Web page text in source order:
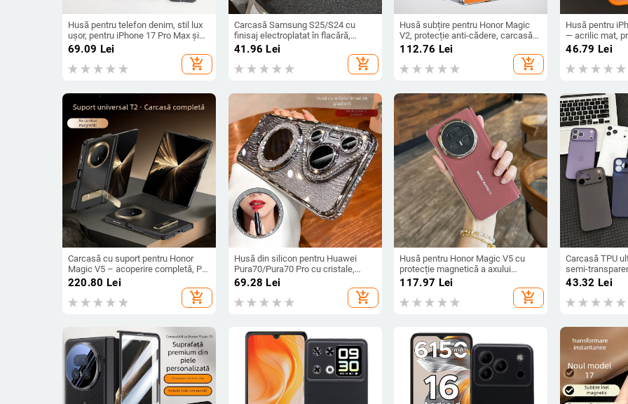
Husă pentru telefon denim, stil lux
ușor, pentru iPhone 17 Pro Max și
iPhone 16, cu acoperire totală
69.09 Lei
add_shopping_cart
Carcasă Samsung S25/S24 cu
finisaj electroplatat în flacără,
design decupat, compatibilă cu
A26/A36/A56 și A54/A55
41.96 Lei
add_shopping_cart
Husă subțire pentru Honor Magic
V2, protecție anti-cădere, carcasă
dură pentru ecran pliabil, finisaj PU
piele electroplatinată
112.76 Lei
add_shopping_cart
Husă pentru
— acrilic mat,
protecție anti-
46.79 Lei
Carcasă cu suport pentru Honor
Magic V5 – acoperire completă, PC
mat, anti-cădere, anti-amprente
220.80 Lei
add_shopping_cart
Husă din silicon pentru Huawei
Pura70/Pura70 Pro cu cristale,
transparentă, estetică, suport
încorporat și disipare a căldurii
69.28 Lei
add_shopping_cart
Husă pentru Honor Magic V5 cu
protecție magnetică a axului
central, acoperire completă a
obiectivului, piele naturală,
electroplacare, protecție anti-
117.97 Lei
add_shopping_cart
Carcasă TPU
semi-
11/12/14/15/
protecție
amprente
43.32 Lei